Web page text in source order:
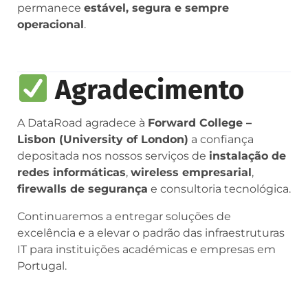
permanece estável, segura e sempre
operacional.
Agradecimento
A DataRoad agradece à Forward College –
Lisbon (University of London) a confiança
depositada nos nossos serviços de instalação de
redes informáticas, wireless empresarial,
firewalls de segurança e consultoria tecnológica.
Continuaremos a entregar soluções de
excelência e a elevar o padrão das infraestruturas
IT para instituições académicas e empresas em
Portugal.